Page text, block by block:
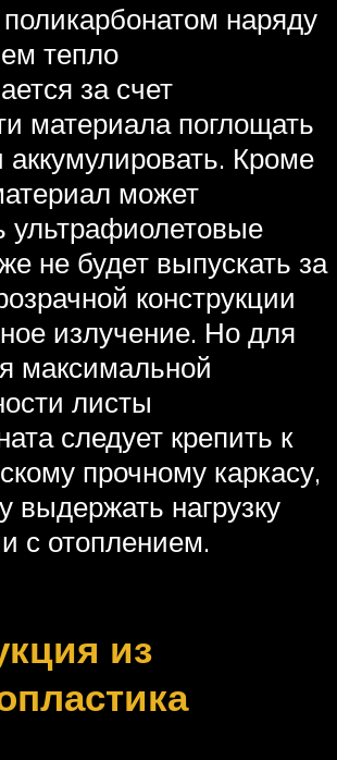
наряду
тепло
за счет
материала поглощать
аккумулировать. Кроме
может
ультрафиолетовые
не будет выпускать за
конструкции
излучение. Но для
максимальной
листы
следует крепить к
прочному каркасу,
выдержать нагрузку
с отоплением.
из